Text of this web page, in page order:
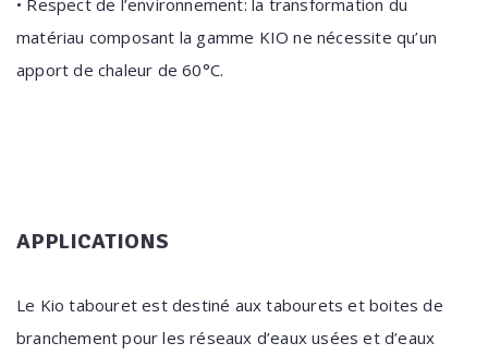
• Respect de l’environnement: la transformation du
matériau composant la gamme KIO ne nécessite qu’un
apport de chaleur de 60°C.
APPLICATIONS
Le Kio tabouret est destiné aux tabourets et boites de
branchement pour les réseaux d’eaux usées et d’eaux